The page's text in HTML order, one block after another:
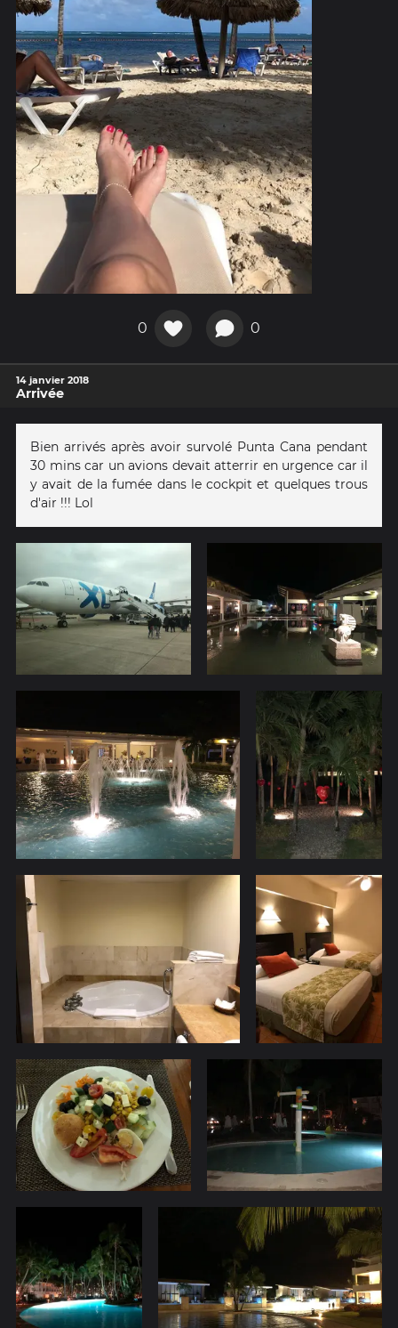
0 0
14 janvier 2018
Arrivée
Bien arrivés après avoir survolé Punta Cana pendant
30 mins car un avions devait atterrir en urgence car il
y avait de la fumée dans le cockpit et quelques trous
d'air !!! Lol